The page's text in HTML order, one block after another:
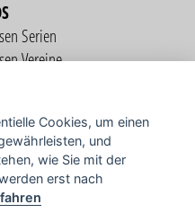
Serien
Vereine
Cookies, um einen
und
wie Sie mit der
erst nach